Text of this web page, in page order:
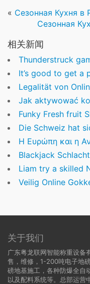
« Сезонная Кухня в
Сезонная
相关新闻
Thunderstruck game: Gamble
It’s good to get a
Legalität von Online-
Jak aktywować kod
Funky Fresh fruit Slot
Die Schweiz hat sich in den letzten
Η Ευρώπη και η Ανάπτυξη
Blackjack Schlachtplan
Liam try a skilled NCTJ-qualified blogger and
Veilig Online Gokken:
关于我们
广东粤龙联网智能称重设备
售，维修，1-200吨电子地
磅地基施工，各种防爆全自
以及配料系统等。总部运营